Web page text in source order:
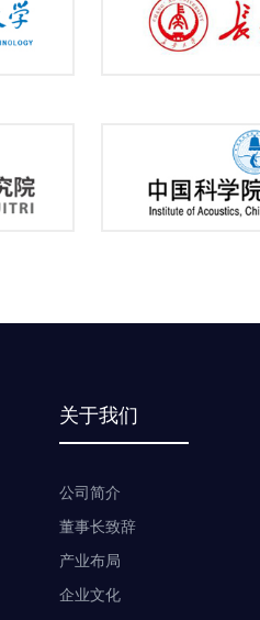
关于我们
公司简介
董事长致辞
产业布局
企业文化